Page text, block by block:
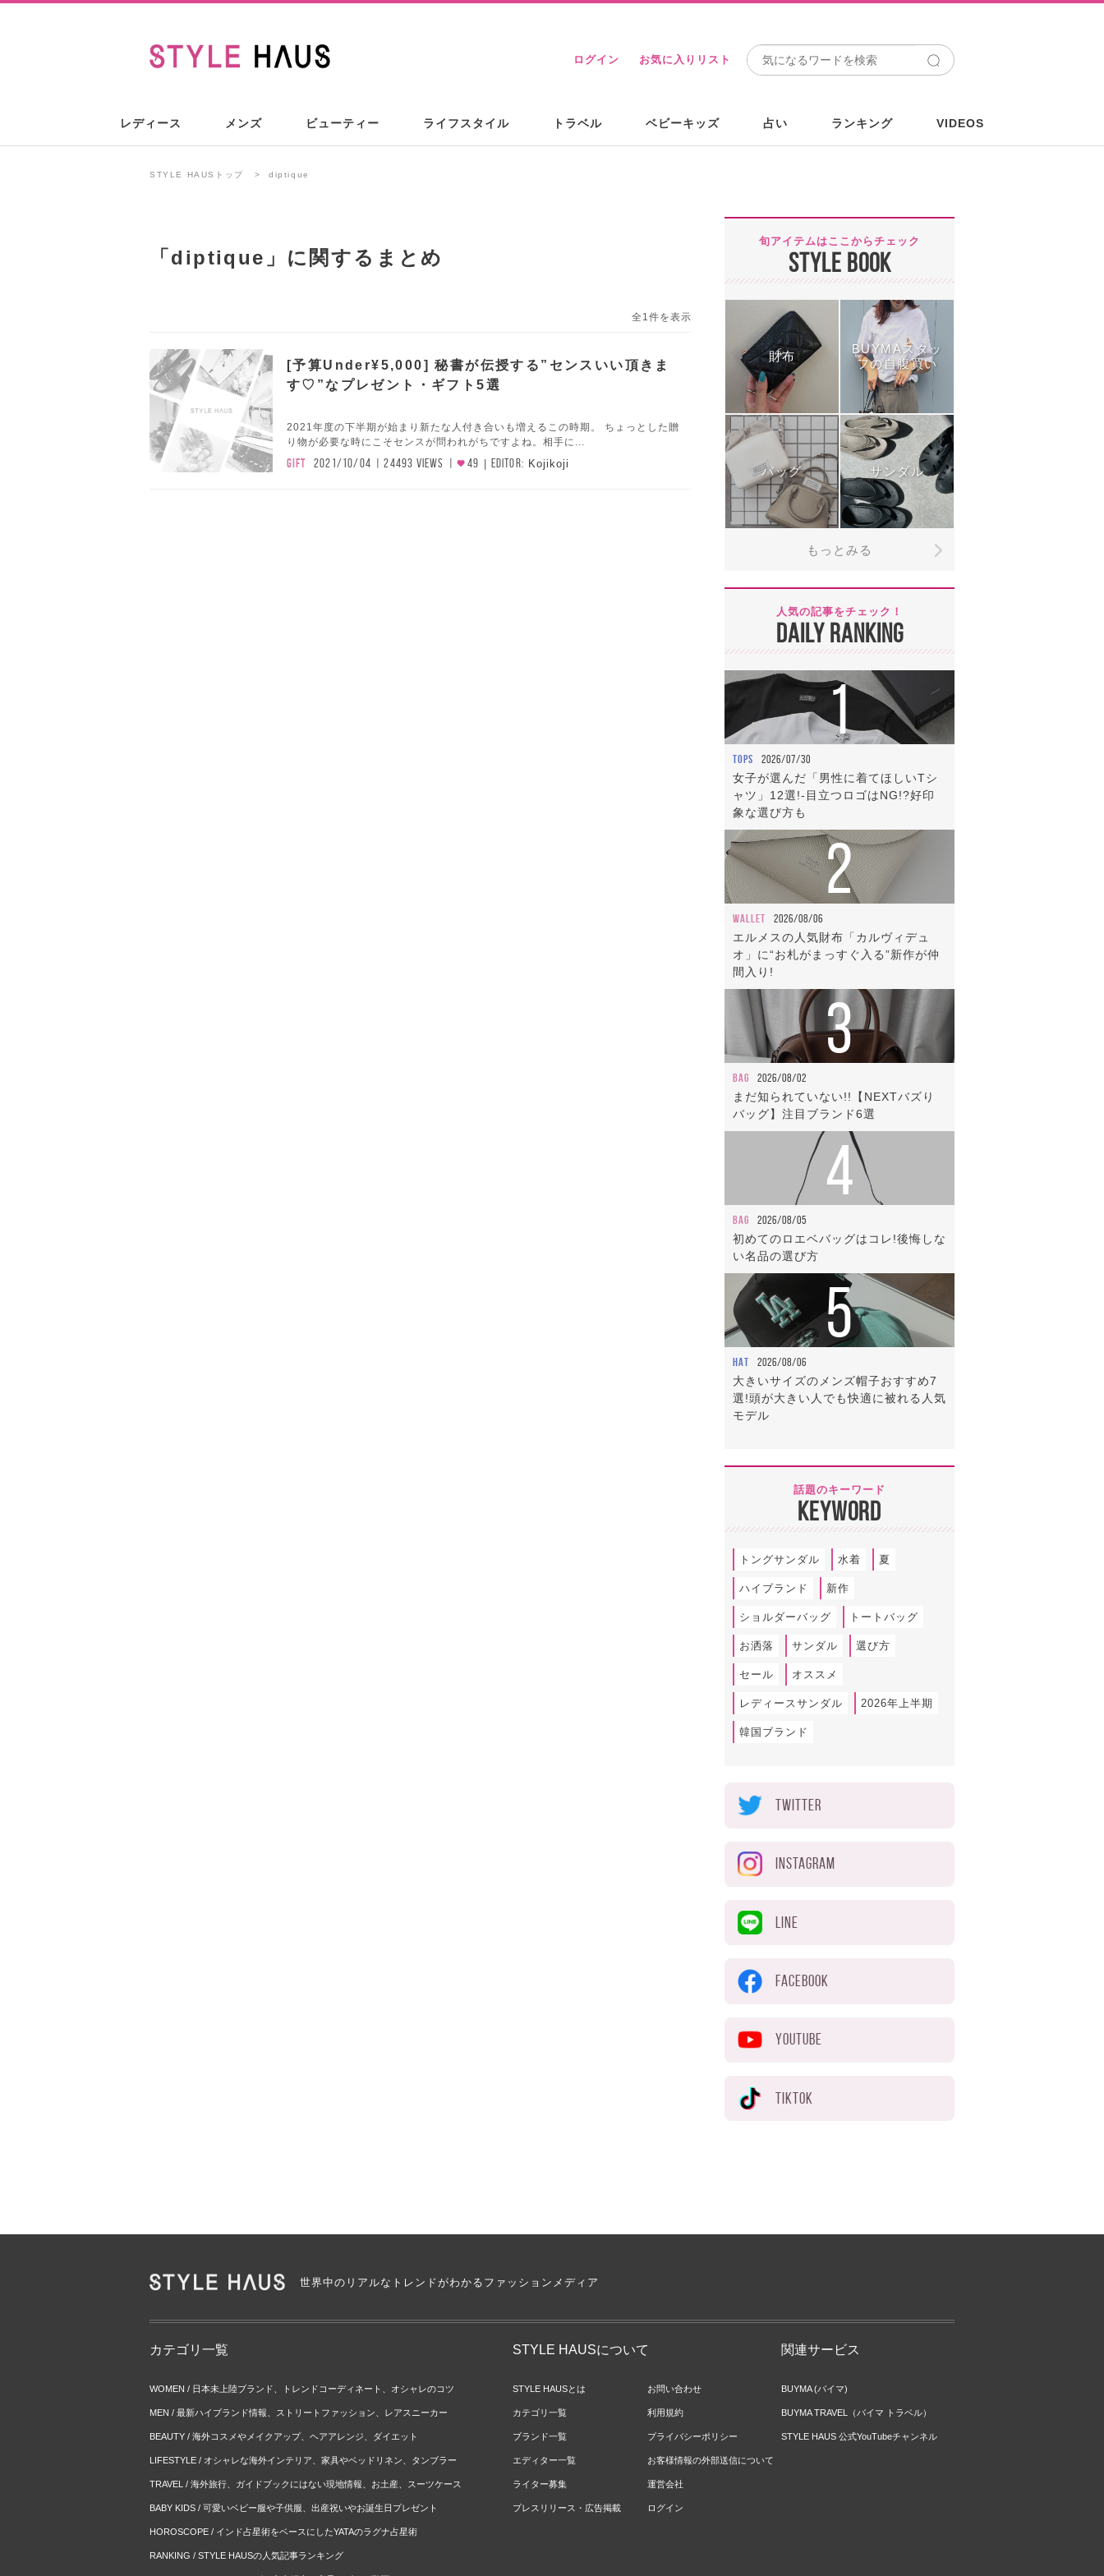
ログイン お気に入りリスト
レディース メンズ ビューティー ライフスタイル トラベル ベビーキッズ 占い ランキング VIDEOS
STYLE HAUSトップ diptique
「diptique 」に関するまとめ
全1件を表示
[予算Under¥5,000] 秘書が伝授する”センスいい頂きま
す♡”なプレゼント・ギフト5選
2021年度の下半期が始まり新たな人付き合いも増えるこの時期。 ちょっとした贈
り物が必要な時にこそセンスが問われがちですよね。相手に...
GIFT 2021/10/04 24493 VIEWS 49 EDITOR: Kojikoji
旬アイテムはここからチェック
STYLE BOOK
財布
BUYMAスタッ
フの自腹買い
バッグ サンダル
もっとみる
人気の記事をチェック！
DAILY RANKING
1
TOPS 2026/07/30
女子が選んだ「男性に着てほしいTシ
ャツ」12選!-目立つロゴはNG!?好印
象な選び方も
2
WALLET 2026/08/06
エルメスの人気財布「カルヴィデュ
オ」に“お札がまっすぐ入る”新作が仲
間入り!
3
BAG 2026/08/02
まだ知られていない!!【NEXTバズり
バッグ】注目ブランド6選
4
BAG 2026/08/05
初めてのロエベバッグはコレ!後悔しな
い名品の選び方
5
HAT 2026/08/06
大きいサイズのメンズ帽子おすすめ7
選!頭が大きい人でも快適に被れる人気
モデル
話題のキーワード
KEYWORD
トングサンダル 水着 夏
ハイブランド 新作
ショルダーバッグ トートバッグ
お洒落 サンダル 選び方
セール オススメ
レディースサンダル 2026年上半期
韓国ブランド
TWITTER
INSTAGRAM
LINE
FACEBOOK
YOUTUBE
TIKTOK
世界中のリアルなトレンドがわかるファッションメディア
カテゴリ一覧
WOMEN / 日本未上陸ブランド、トレンドコーディネート、オシャレのコツ
MEN / 最新ハイブランド情報、ストリートファッション、レアスニーカー
BEAUTY / 海外コスメやメイクアップ、ヘアアレンジ、ダイエット
LIFESTYLE / オシャレな海外インテリア、家具やベッドリネン、タンブラー
TRAVEL / 海外旅行、ガイドブックにはない現地情報、お土産、スーツケース
BABY KIDS / 可愛いベビー服や子供服、出産祝いやお誕生日プレゼント
HOROSCOPE / インド占星術をベースにしたYATAのラグナ占星術
RANKING / STYLE HAUSの人気記事ランキング
STYLE HAUSについて
STYLE HAUSとは
カテゴリ一覧
ブランド一覧
エディター一覧
ライター募集
プレスリリース・広告掲載
お問い合わせ
利用規約
プライバシーポリシー
お客様情報の外部送信について
運営会社
ログイン
関連サービス
BUYMA (バイマ)
BUYMA TRAVEL（バイマ トラベル）
STYLE HAUS 公式YouTubeチャンネル